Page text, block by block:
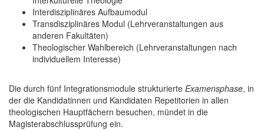
Interdisziplinäres Aufbaumodul
Transdisziplinäres Modul (Lehrveranstaltungen aus
anderen Fakultäten)
Theologischer Wahlbereich (Lehrveranstaltungen nach
individuellem Interesse)
Die durch fünf Integrationsmodule strukturierte Examensphase, in
der die Kandidatinnen und Kandidaten Repetitorien in allen
theologischen Hauptfächern besuchen, mündet in die
Magisterabschlussprüfung ein.